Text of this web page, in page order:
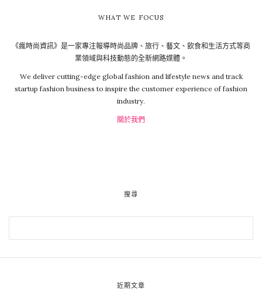
WHAT WE FOCUS
《瘋時尚資訊》是一家專注報導時尚品牌、旅行、藝文、飲食和生活方式等商
業領域與科技動態的全新網路媒體。
We deliver cutting-edge global fashion and lifestyle news and track
startup fashion business to inspire the customer experience of fashion
industry.
關於我們
搜尋
近期文章